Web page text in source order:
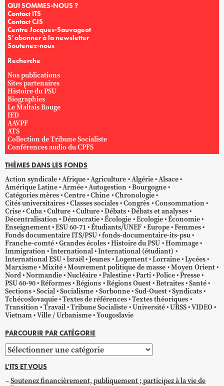
QUI SOMMES-NOUS ?
Contact ITS
Contact CJS
Centre Jacques-Sauvageot
S’abonner à la newsletter
Soutenez-nous
Recherche
Nos publications
Sites partenaires
Histoire du PSU
Biographies
Le Maltais Rouge
IED
AAVPF
ATS
Collection de Tribune Socialiste
Conférences audio du CPFS
THÈMES DANS LES FONDS
Action syndicale Afrique Agriculture Algérie Alsace
Amérique Latine Armée Autogestion
Bourgogne
Catégories mères Centre Chine Chronologie
Cités universitaires Classes sociales Congrès Consommation
Crise Cuba Culture Culture Débats Débats et analyses
Décentralisation Démocratie Écologie Ecologie Économie
Enseignement ESU 60-71 Étudiants/UNEF Europe Femmes
Fonds documentaire ITS/PSU fonds-documentaire-its-psu
Franche-comté Grandes écoles Histoire du PSU Hommage
Immigration International International (étudiant)
International ESU Israël Jeunes Logement Lorraine Lycées
Marxisme Mixité Mouvement politique de masse Moyen Orient
Nord Normandie Nucléaire Palestine Parti Police Presse
PSU 60-90 Réformes Régions Régions Ouest Retraites Santé
Sections Social Socialisme Sorbonne Sud-Ouest Syndicats
Tchécoslovaquie Textes de références Textes théoriques
Transition Travail Tribune Socialiste Université URSS VIDEO
Vietnam Ville / Urbanisme Yougoslavie
PARCOURIR PAR CATÉGORIE
Parcourir
par
catégorie
L'ITS ET VOUS
Soutenez financièrement, publiquement ; participez à la vie de